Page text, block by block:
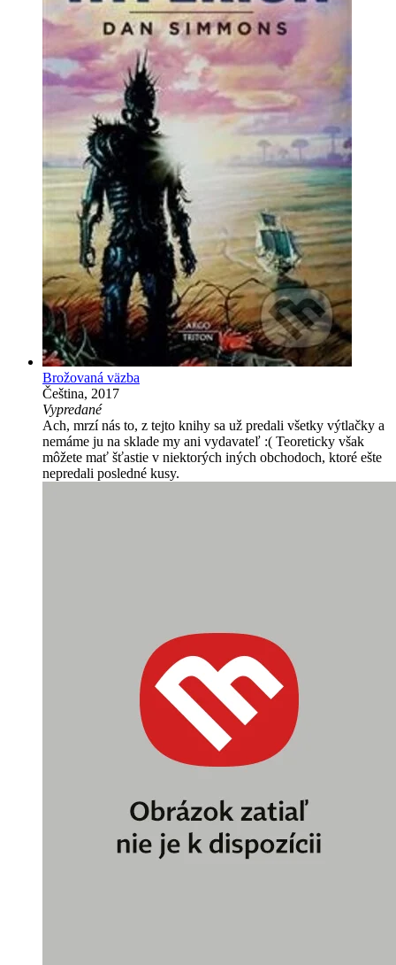
Brožovaná väzba
Čeština, 2017
Vypredané
Ach, mrzí nás to, z tejto knihy sa už predali všetky výtlačky a
nemáme ju na sklade my ani vydavateľ :( Teoreticky však
môžete mať šťastie v niektorých iných obchodoch, ktoré ešte
nepredali posledné kusy.